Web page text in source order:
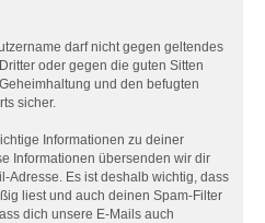
darf nicht gegen geltendes
oder gegen die guten Sitten
und den befugten
sicher.
Informationen zu deiner
Informationen übersenden wir dir
Adresse. Es ist deshalb wichtig, dass
liest und auch deinen Spam-Filter
dich unsere E-Mails auch